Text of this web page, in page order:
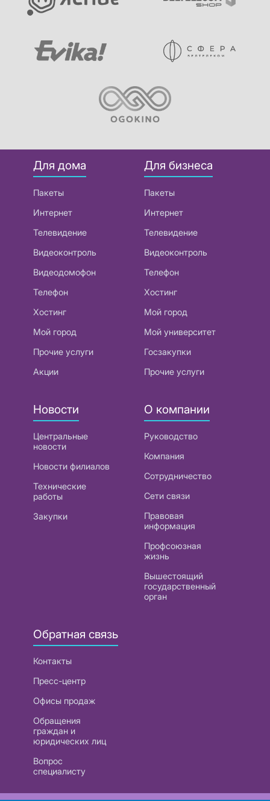
Для дома
Пакеты
Интернет
Телевидение
Видеоконтроль
Видеодомофон
Телефон
Хостинг
Мой город
Прочие услуги
Акции
Для бизнеса
Пакеты
Интернет
Телевидение
Видеоконтроль
Телефон
Хостинг
Мой город
Мой университет
Госзакупки
Прочие услуги
Новости
Центральные
новости
Новости филиалов
Технические
работы
Закупки
О компании
Руководство
Компания
Сотрудничество
Сети связи
Правовая
информация
Профсоюзная
жизнь
Вышестоящий
государственный
орган
Обратная связь
Контакты
Пресс-центр
Офисы продаж
Обращения
граждан и
юридических лиц
Вопрос
специалисту